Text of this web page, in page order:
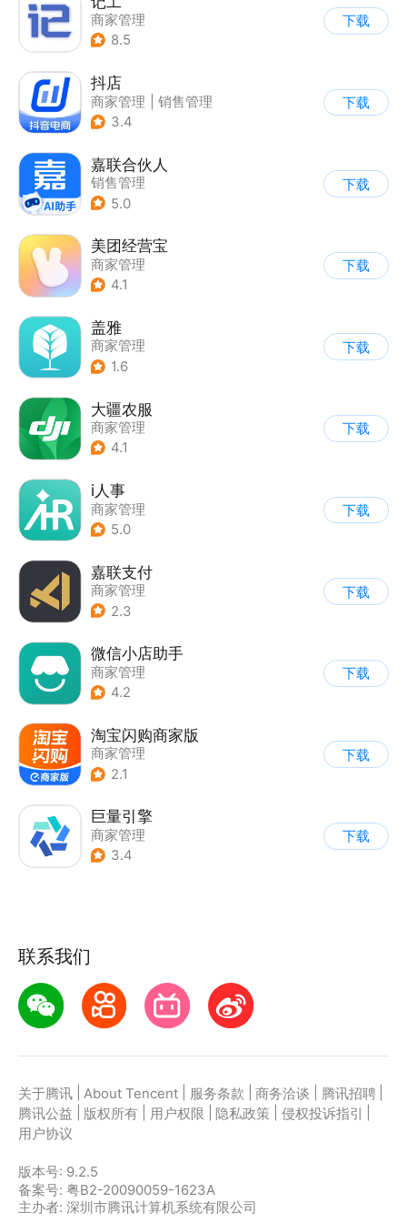
商家管理
8.5
下载
抖店
商家管理
销售管理
3.4
下载
嘉联合伙人
销售管理
5.0
下载
美团经营宝
商家管理
4.1
下载
盖雅
商家管理
1.6
下载
大疆农服
商家管理
4.1
下载
i人事
商家管理
5.0
下载
嘉联支付
商家管理
2.3
下载
微信小店助手
商家管理
4.2
下载
淘宝闪购商家版
商家管理
2.1
下载
巨量引擎
商家管理
3.4
下载
联系我们
关于腾讯 About Tencent 服务条款 商务洽谈 腾讯招聘
腾讯公益
版权所有 用户权限 隐私政策 侵权投诉指引
用户协议
版本号: 9.2.5
备案号: 粤B2-20090059-1623A
主办者: 深圳市腾讯计算机系统有限公司